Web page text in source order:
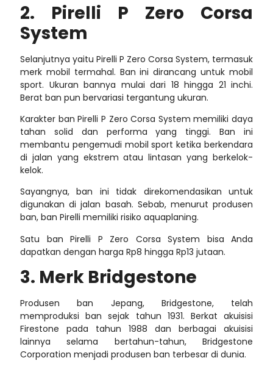
2. Pirelli P Zero Corsa
System
Selanjutnya yaitu Pirelli P Zero Corsa System, termasuk
merk mobil termahal. Ban ini dirancang untuk mobil
sport. Ukuran bannya mulai dari 18 hingga 21 inchi.
Berat ban pun bervariasi tergantung ukuran.
Karakter ban Pirelli P Zero Corsa System memiliki daya
tahan solid dan performa yang tinggi. Ban ini
membantu pengemudi mobil sport ketika berkendara
di jalan yang ekstrem atau lintasan yang berkelok-
kelok.
Sayangnya, ban ini tidak direkomendasikan untuk
digunakan di jalan basah. Sebab, menurut produsen
ban, ban Pirelli memiliki risiko aquaplaning.
Satu ban Pirelli P Zero Corsa System bisa Anda
dapatkan dengan harga Rp8 hingga Rp13 jutaan.
3. Merk Bridgestone
Produsen ban Jepang, Bridgestone, telah
memproduksi ban sejak tahun 1931. Berkat akuisisi
Firestone pada tahun 1988 dan berbagai akuisisi
lainnya selama bertahun-tahun, Bridgestone
Corporation menjadi produsen ban terbesar di dunia.